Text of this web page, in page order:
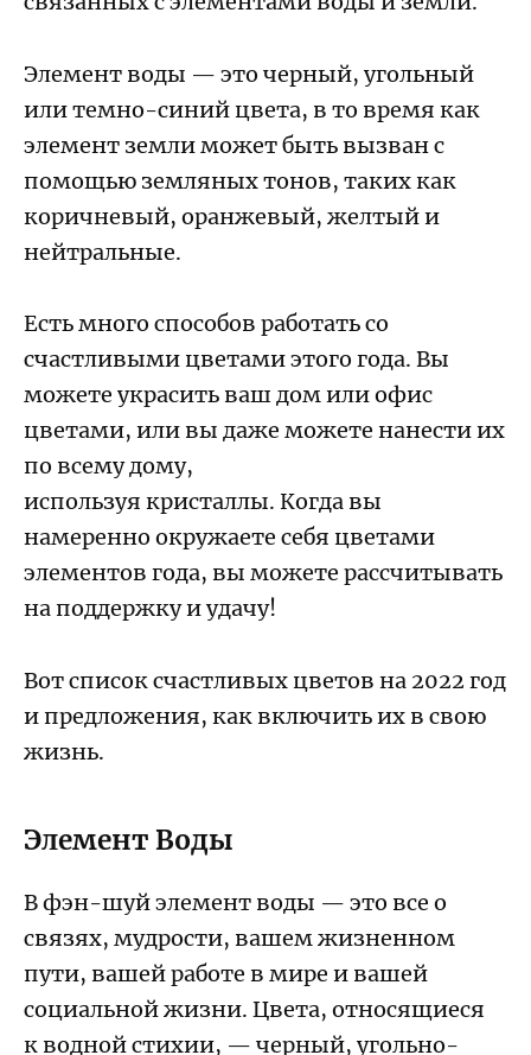
Элемент воды — это черный, угольный
или темно-синий цвета, в то время как
элемент земли может быть вызван с
помощью земляных тонов, таких как
коричневый, оранжевый, желтый и
нейтральные.
Есть много способов работать со
счастливыми цветами этого года. Вы
можете украсить ваш дом или офис
цветами, или вы даже можете нанести их
по всему дому,
используя кристаллы. Когда вы
намеренно окружаете себя цветами
элементов года, вы можете рассчитывать
на поддержку и удачу!
Вот список счастливых цветов на 2022 год
и предложения, как включить их в свою
жизнь.
Элемент Воды
В фэн-шуй элемент воды — это все о
связях, мудрости, вашем жизненном
пути, вашей работе в мире и вашей
социальной жизни. Цвета, относящиеся
к водной стихии, — черный, угольно-